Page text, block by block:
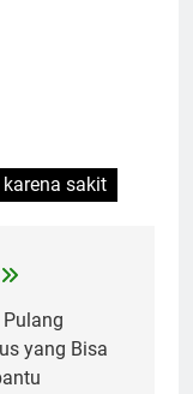
sakit
yang Bisa